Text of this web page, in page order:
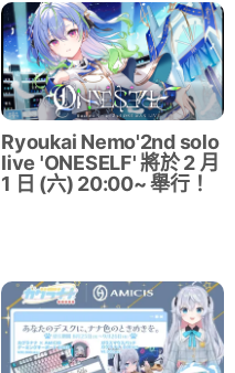
Ryoukai Nemo'2nd solo
live 'ONESELF' 將於 2 月
1 日 (六) 20:00~ 舉行！